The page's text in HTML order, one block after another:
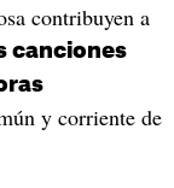
contribuyen a
canciones
y corriente de